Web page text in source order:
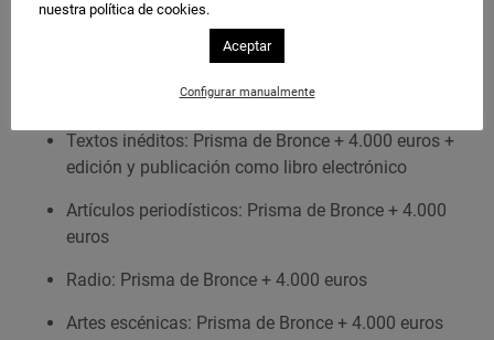
Vídeo: Prisma de Bronce + 4.000 euros
Textos inéditos: Prisma de Bronce + 4.000 euros +
edición y publicación como libro electrónico
Artículos periodísticos: Prisma de Bronce + 4.000
euros
Radio: Prisma de Bronce + 4.000 euros
Artes escénicas: Prisma de Bronce + 4.000 euros
nuestra política de cookies.
Aceptar
Configurar manualmente